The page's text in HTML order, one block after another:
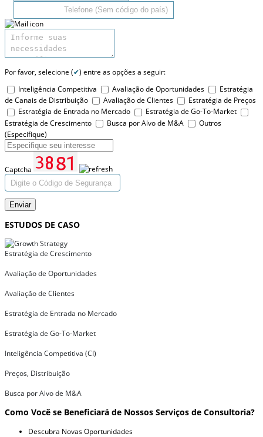
Por favor, selecione (✔) entre as opções a seguir:
Inteligência Competitiva
Avaliação de Oportunidades
Estratégia
de Canais de Distribuição
Avaliação de Clientes
Estratégia de Preços
Estratégia de Entrada no Mercado
Estratégia de Go-To-Market
Estratégia de Crescimento
Busca por Alvo de M&A
Outros
(Especifique)
Captcha
Enviar
ESTUDOS DE CASO
Estratégia de Crescimento
Avaliação de Oportunidades
Avaliação de Clientes
Estratégia de Entrada no Mercado
Estratégia de Go-To-Market
Inteligência Competitiva (CI)
Preços, Distribuição
Busca por Alvo de M&A
Como Você se Beneficiará de Nossos Serviços de Consultoria?
Descubra Novas Oportunidades